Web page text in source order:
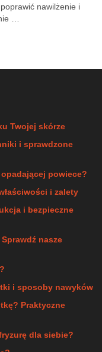
nawilżenie i
…
Twojej skórze
i sprawdzone
powiece?
i zalety
i bezpieczne
nasze
i sposoby nawyków
Praktyczne
dla siebie?